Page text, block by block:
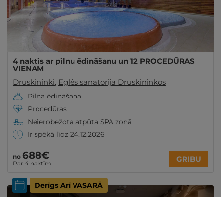
4 naktis ar pilnu ēdināšanu un 12 PROCEDŪRAS
VIENAM
Druskininki, Eglės sanatorija Druskininkos
Pilna ēdināšana
Procedūras
Neierobežota atpūta SPA zonā
Ir spēkā līdz 24.12.2026
no 688€
Par 4 naktīm GRIBU
Derīgs Arī VASARĀ